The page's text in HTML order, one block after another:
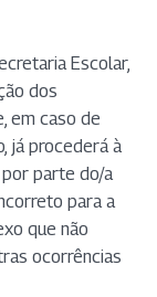
Escolar,
dos
em caso de
já procederá à
parte do/a
para a
que não
ocorrências